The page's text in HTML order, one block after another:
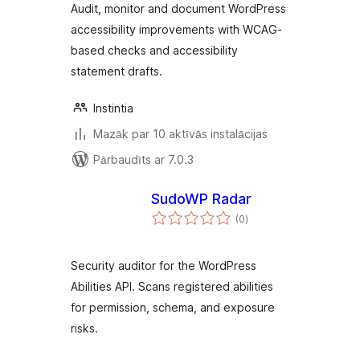
Audit, monitor and document WordPress
accessibility improvements with WCAG-
based checks and accessibility
statement drafts.
Instintia
Mazāk par 10 aktīvās instalācijas
Pārbaudīts ar 7.0.3
SudoWP Radar
(0vērtējumu
kopsumma
)
Security auditor for the WordPress
Abilities API. Scans registered abilities
for permission, schema, and exposure
risks.